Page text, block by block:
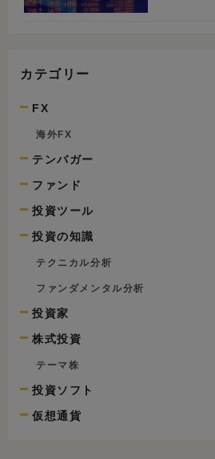
カテゴリー
FX
海外FX
テンバガー
ファンド
投資ツール
投資の知識
テクニカル分析
ファンダメンタル分析
投資家
株式投資
テーマ株
投資ソフト
仮想通貨